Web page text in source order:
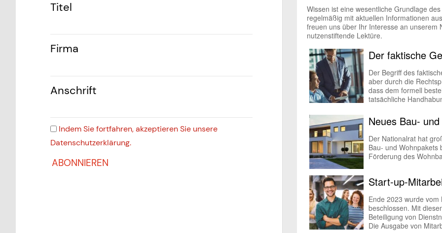
Titel
Firma
Anschrift
Indem Sie fortfahren, akzeptieren Sie unsere
Datenschutzerklärung.